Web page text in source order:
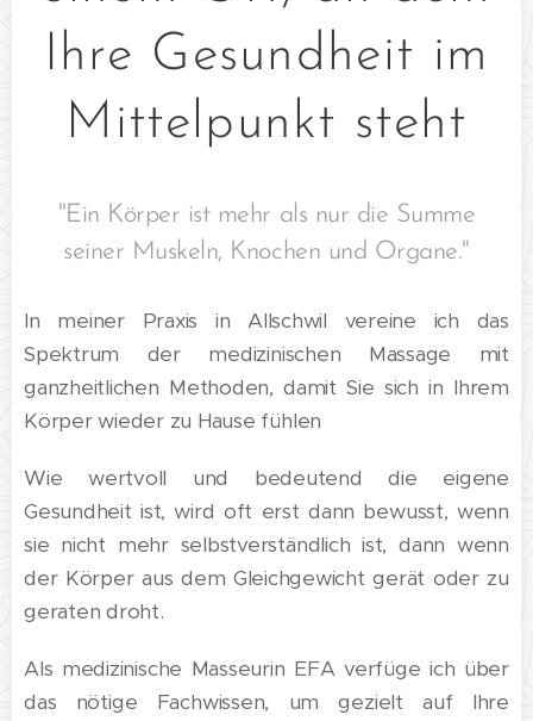
Ihre Gesundheit im
Mittelpunkt steht
"Ein Körper ist mehr als nur die Summe
seiner Muskeln, Knochen und Organe."
In meiner Praxis in Allschwil vereine ich das
Spektrum der medizinischen Massage mit
ganzheitlichen Methoden, damit Sie sich in Ihrem
Körper wieder zu Hause fühlen
Wie wertvoll und bedeutend die eigene
Gesundheit ist, wird oft erst dann bewusst, wenn
sie nicht mehr selbstverständlich ist, dann wenn
der Körper aus dem Gleichgewicht gerät oder zu
geraten droht.
Als medizinische Masseurin EFA verfüge ich über
das nötige Fachwissen, um gezielt auf Ihre